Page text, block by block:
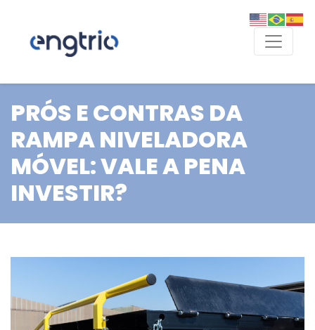
PRÓS E CONTRAS DA
RAMPA NIVELADORA
MÓVEL: VALE A PENA
INVESTIR?